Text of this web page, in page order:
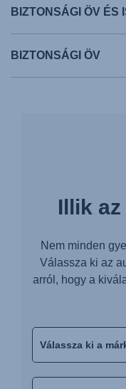
BIZTONSÁGI ÖV ÉS
BIZTONSÁGI ÖV
Illik
Nem minden
Válassza ki az
arról, hogy a